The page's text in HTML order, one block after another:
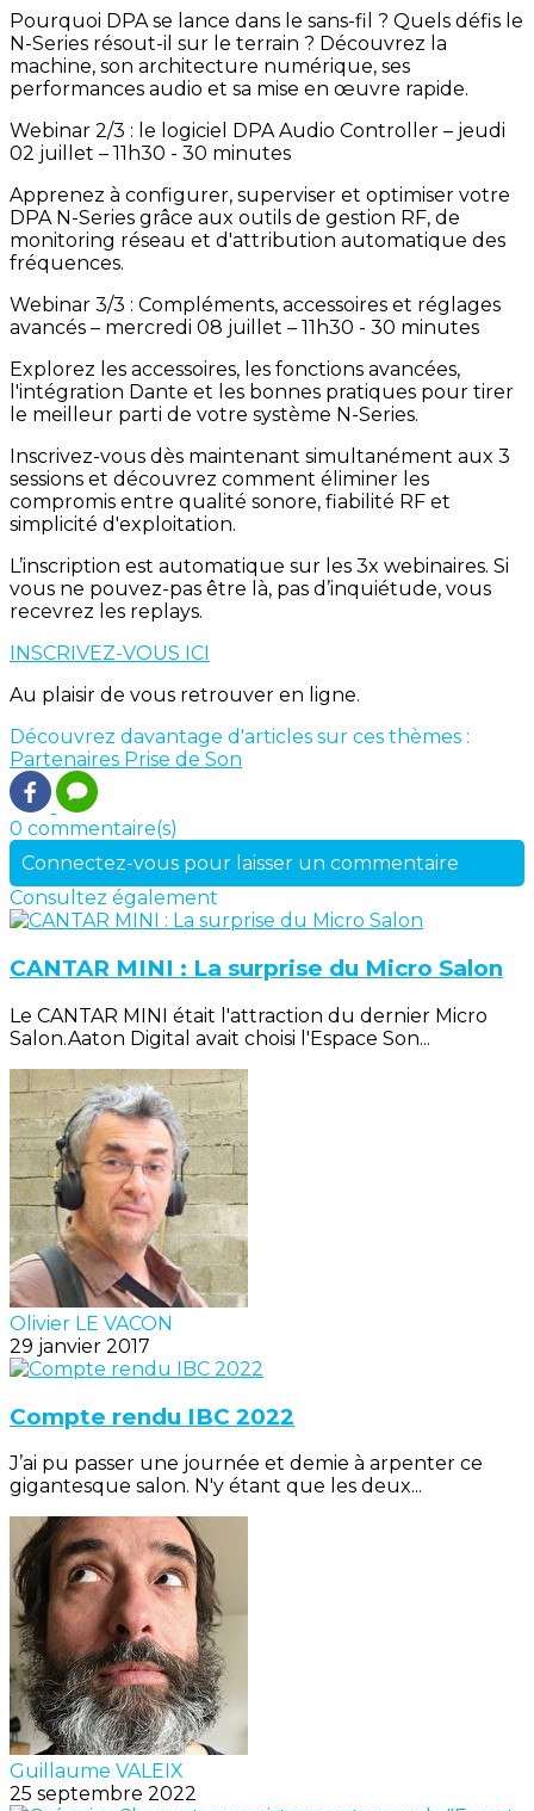
Pourquoi DPA se lance dans le sans-fil ? Quels défis le
N-Series résout-il sur le terrain ? Découvrez la
machine, son architecture numérique, ses
performances audio et sa mise en œuvre rapide.
Webinar 2/3 : le logiciel DPA Audio Controller – jeudi
02 juillet – 11h30 - 30 minutes
Apprenez à configurer, superviser et optimiser votre
DPA N-Series grâce aux outils de gestion RF, de
monitoring réseau et d'attribution automatique des
fréquences.
Webinar 3/3 : Compléments, accessoires et réglages
avancés – mercredi 08 juillet – 11h30 - 30 minutes
Explorez les accessoires, les fonctions avancées,
l'intégration Dante et les bonnes pratiques pour tirer
le meilleur parti de votre système N-Series.
Inscrivez-vous dès maintenant simultanément aux 3
sessions et découvrez comment éliminer les
compromis entre qualité sonore, fiabilité RF et
simplicité d'exploitation.
L’inscription est automatique sur les 3x webinaires. Si
vous ne pouvez-pas être là, pas d’inquiétude, vous
recevrez les replays.
INSCRIVEZ-VOUS ICI
Au plaisir de vous retrouver en ligne.
Découvrez davantage d'articles sur ces thèmes :
Partenaires Prise de Son
0 commentaire(s)
Connectez-vous pour laisser un commentaire
Consultez également
CANTAR MINI : La surprise du Micro Salon
Le CANTAR MINI était l'attraction du dernier Micro
Salon.Aaton Digital avait choisi l'Espace Son...
Olivier LE VACON
29 janvier 2017
Compte rendu IBC 2022
J’ai pu passer une journée et demie à arpenter ce
gigantesque salon. N'y étant que les deux...
Guillaume VALEIX
25 septembre 2022